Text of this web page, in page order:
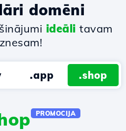
domēni
ideāli tavam
.app .shop
PROMOCIJA